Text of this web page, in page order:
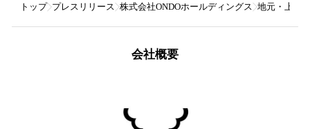
トップ プレスリリース 株式会社ONDOホールディングス 地元・上里
会社概要